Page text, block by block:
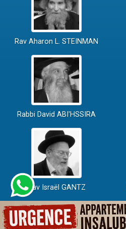
Rav Aharon L. STEINMAN
Rabbi David ABI'HSSIRA
Rav Israël GANTZ